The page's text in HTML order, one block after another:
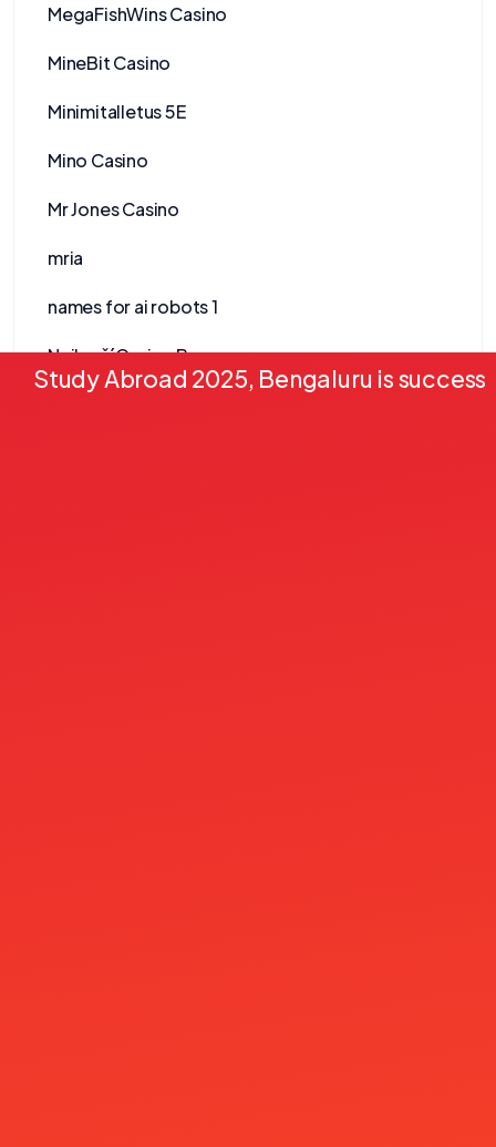
Study Abroad 2025, Bengaluru is
MegaFishWins Casino
MineBit Casino
Minimitalletus 5E
Mino Casino
Mr Jones Casino
mria
names for ai robots 1
Nejlepší Casino Bonusy